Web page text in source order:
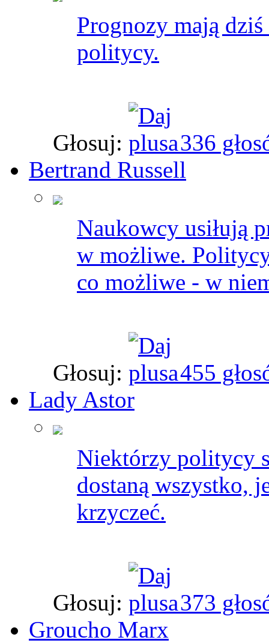
Prognozy mają
politycy.
Głosuj:
336
Bertrand Russell
Naukowcy usiłują
w możliwe.
co możliwe - w
Głosuj:
455
Lady Astor
Niektórzy politycy
dostaną wszystko,
krzyczeć.
Głosuj:
373
Groucho Marx